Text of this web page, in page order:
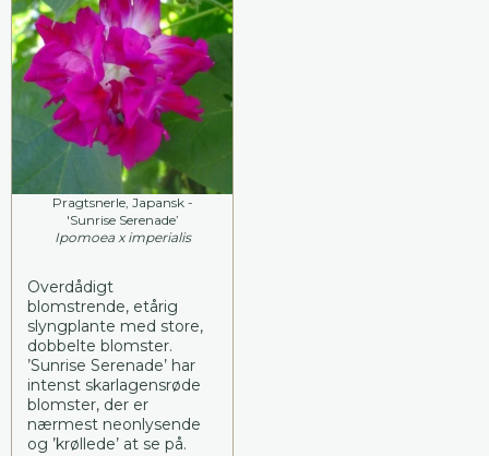
Pragtsnerle, Japansk -
'Sunrise Serenade’
Ipomoea x imperialis
Overdådigt
blomstrende, etårig
slyngplante med store,
dobbelte blomster.
’Sunrise Serenade’ har
intenst skarlagensrøde
blomster, der er
nærmest neonlysende
og ’krøllede’ at se på.